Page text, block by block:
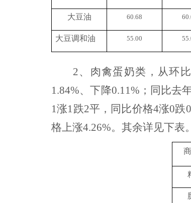
大豆油 60.68
大豆调和油 55.00
2、肉禽蛋奶类，从环
1.84%、下降0.11%；同比去
1涨1跌2平，同比价格4涨0
格上涨4.26%。其余详见下表。